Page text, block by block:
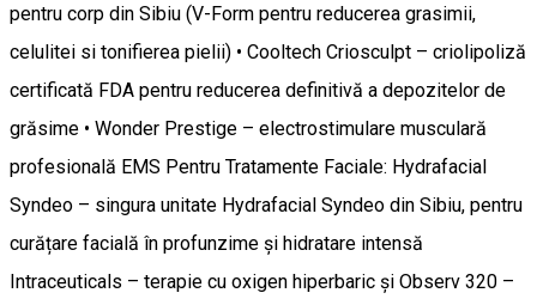
pentru corp din Sibiu (V-Form pentru reducerea grasimii,
celulitei si tonifierea pielii) • Cooltech Criosculpt – criolipoliză
certificată FDA pentru reducerea definitivă a depozitelor de
grăsime • Wonder Prestige – electrostimulare musculară
profesională EMS Pentru Tratamente Faciale: Hydrafacial
Syndeo – singura unitate Hydrafacial Syndeo din Sibiu, pentru
curățare facială în profunzime și hidratare intensă
Intraceuticals – terapie cu oxigen hiperbaric și Observ 320 –